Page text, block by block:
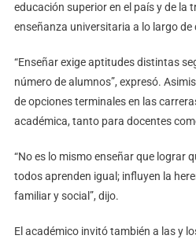
educación superior en el país y de la
enseñanza universitaria a lo largo de
“Enseñar exige aptitudes distintas
número de alumnos”, expresó.
de opciones terminales en las
académica, tanto para docentes
“No es lo mismo enseñar que lograr
todos aprenden igual; influyen la
familiar y social”, dijo.
El académico invitó también a las y